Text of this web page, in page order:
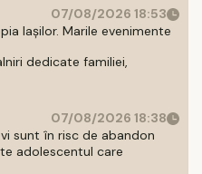
07/08/2026 18:53
Iașilor. Marile evenimente
dedicate familiei,
07/08/2026 18:38
sunt în risc de abandon
adolescentul care